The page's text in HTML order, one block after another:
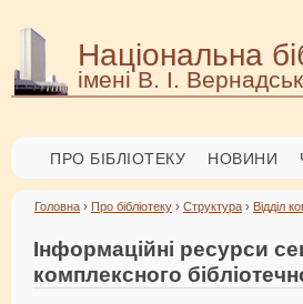
Національна
імені В. І.
ПРО БІБЛІОТЕКУ НОВИНИ
Головна › Про бібліотеку › Структура › Відділ
Інформаційні ресурси
комплексного